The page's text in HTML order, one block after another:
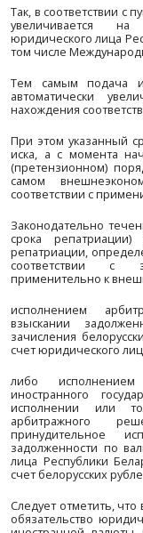
получения
а
лицом –
исполнения
срока должен
Несмотря на
репатриации,
выполнения
договоров,
по-прежнему
процента от
срок,
реализации
внешнеторговой
Исходя из этого,
актуальным
предоставил
нарушений в
спора в
арбитражный суд
Так, в
юридического
том числе